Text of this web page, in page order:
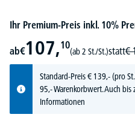
Ihr Premium-Preis inkl. 10%
ab€107,10
(ab 2 St./St.)statt€
Standard-Preis€ 139,-(pro
95,- Warenkorbwert. Auch
Informationen